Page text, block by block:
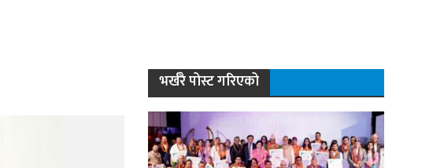
भर्खरै पोस्ट गरिएको